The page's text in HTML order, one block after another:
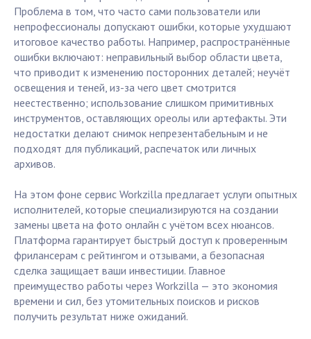
Проблема в том, что часто сами пользователи или
непрофессионалы допускают ошибки, которые ухудшают
итоговое качество работы. Например, распространённые
ошибки включают: неправильный выбор области цвета,
что приводит к изменению посторонних деталей; неучёт
освещения и теней, из-за чего цвет смотрится
неестественно; использование слишком примитивных
инструментов, оставляющих ореолы или артефакты. Эти
недостатки делают снимок непрезентабельным и не
подходят для публикаций, распечаток или личных
архивов.
На этом фоне сервис Workzilla предлагает услуги опытных
исполнителей, которые специализируются на создании
замены цвета на фото онлайн с учётом всех нюансов.
Платформа гарантирует быстрый доступ к проверенным
фрилансерам с рейтингом и отзывами, а безопасная
сделка защищает ваши инвестиции. Главное
преимущество работы через Workzilla — это экономия
времени и сил, без утомительных поисков и рисков
получить результат ниже ожиданий.